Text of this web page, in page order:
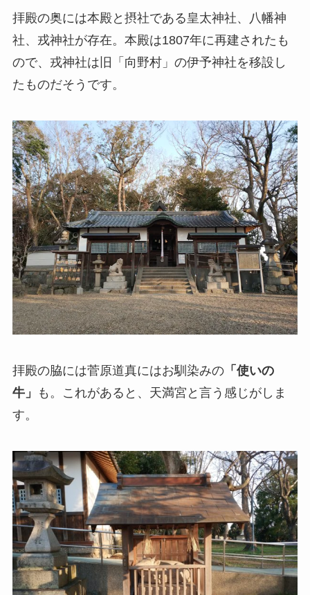
拝殿の奥には本殿と摂社である皇太神社、八幡神
社、戎神社が存在。本殿は1807年に再建されたも
ので、戎神社は旧「向野村」の伊予神社を移設し
たものだそうです。
拝殿の脇には菅原道真にはお馴染みの「使いの
牛」
も。これがあると、天満宮と言う感じがしま
す。